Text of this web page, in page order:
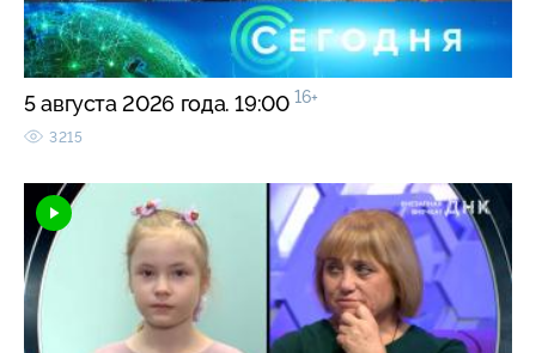
5 августа 2026 года. 19:00 16+
3215